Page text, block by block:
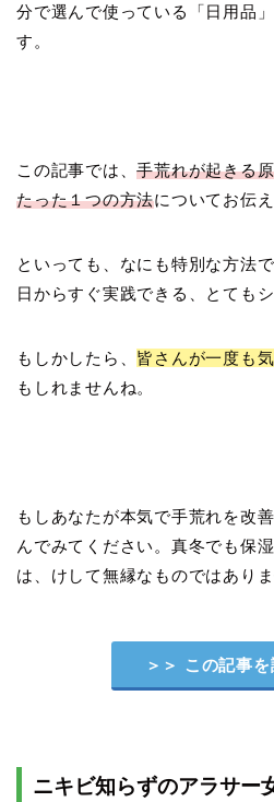
分で選んで使っている「日用品
す。
この記事では、手荒れが起きる
たった１つの方法についてお伝
といっても、なにも特別な方法
日からすぐ実践できる、とても
もしかしたら、 皆さんが一度も
もしれませんね。
もしあなたが本気で手荒れを改
んでみてください。真冬でも保
は、けして無縁なものではありま
＞＞ この記事を
ニキビ知らずのアラサー